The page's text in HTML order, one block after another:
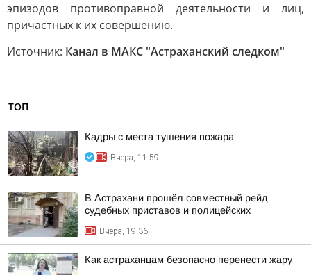
эпизодов противоправной деятельности и лиц,
причастных к их совершению.
Источник: Канал в МАКС "Астраханский следком"
ТОП
Кадры с места тушения пожара
Вчера, 11:59
В Астрахани прошёл совместный рейд
судебных приставов и полицейских
Вчера, 19:36
Как астраханцам безопасно перенести жару